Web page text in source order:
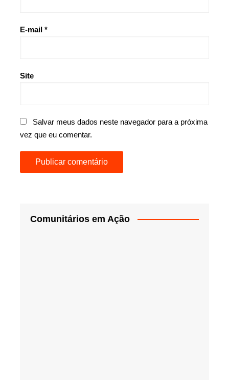
E-mail *
Site
Salvar meus dados neste navegador para a próxima
vez que eu comentar.
Comunitários em Ação